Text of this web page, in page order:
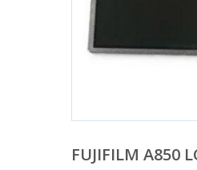
FUJIFILM A850